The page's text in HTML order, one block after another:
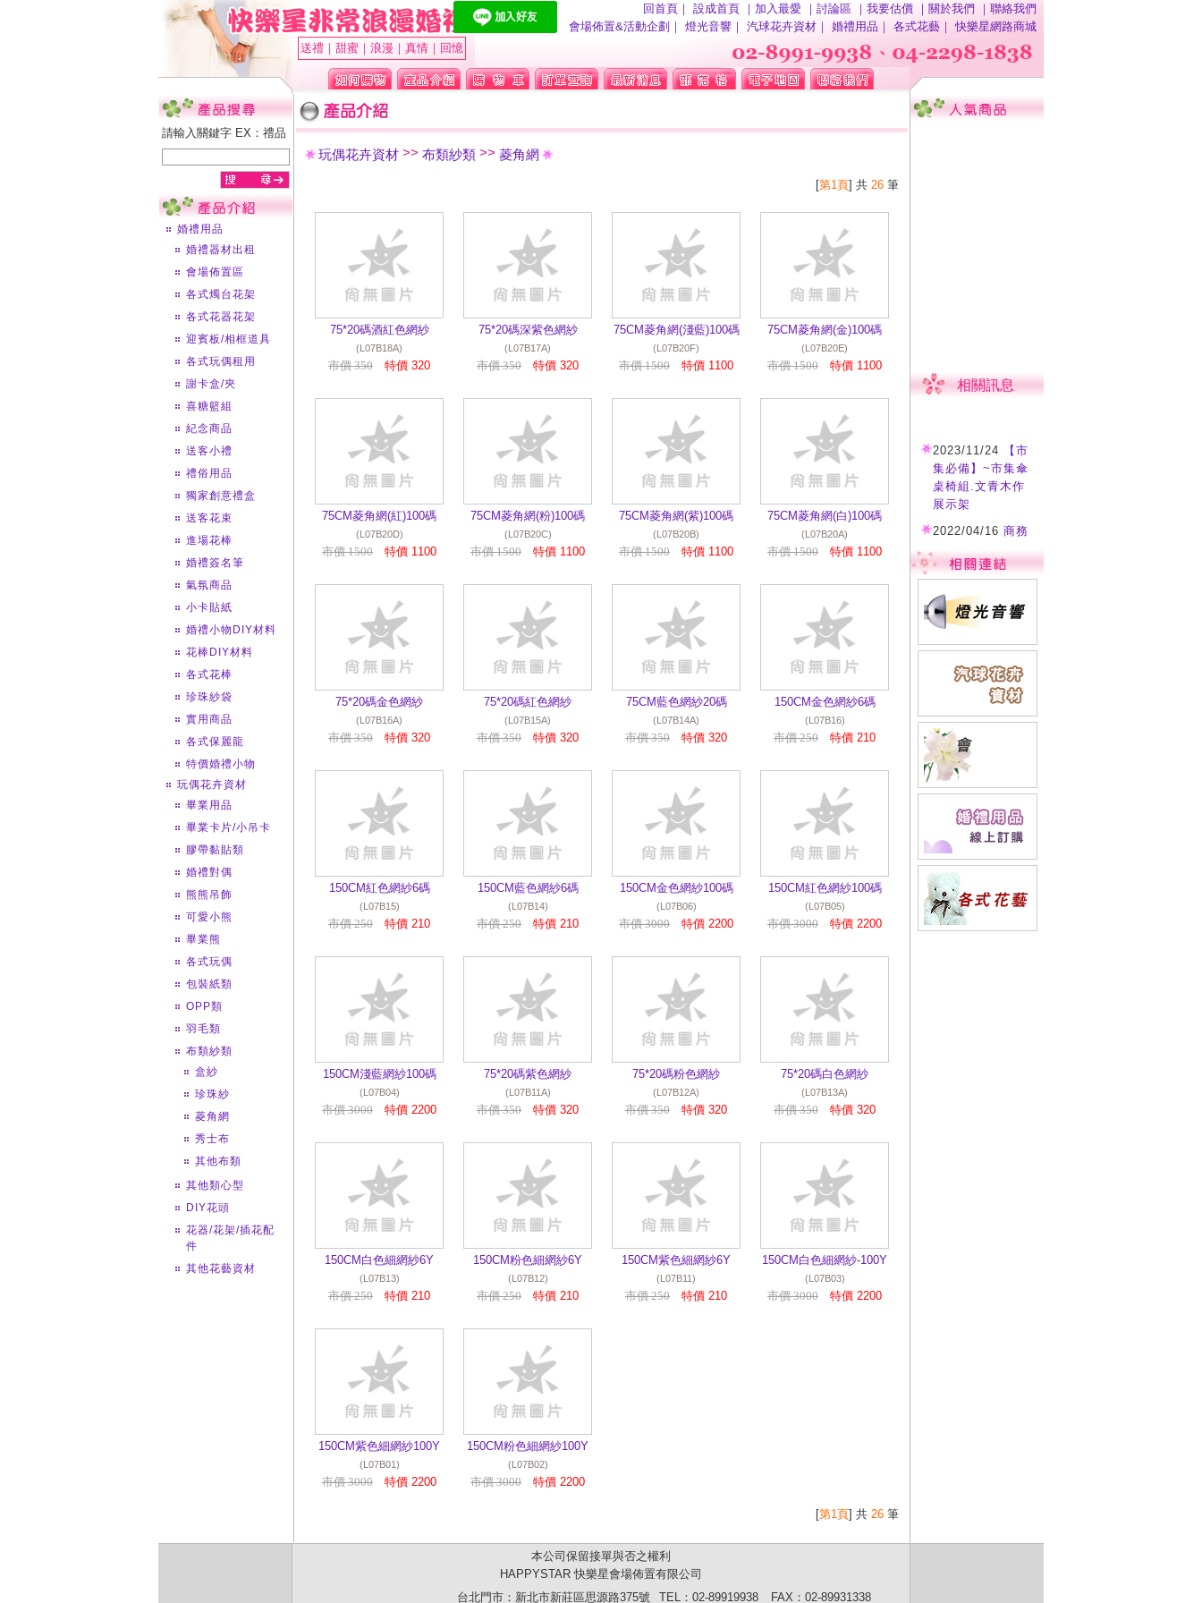
送禮｜甜蜜｜浪漫｜真情｜回憶
回首頁 ｜ 設成首頁 ｜ 加入最愛 ｜ 討論區 ｜ 我要估價 ｜ 關於我們 ｜ 聯絡我們
會場佈置&活動企劃 ｜ 燈光音響 ｜ 汽球花卉資材 ｜ 婚禮用品 ｜ 各式花藝 ｜快樂星網路商城
請輸入關鍵字 EX：禮品
婚禮用品
婚禮器材出租
會場佈置區
各式燭台花架
各式花器花架
迎賓板/相框道具
各式玩偶租用
謝卡盒/夾
喜糖籃組
紀念商品
送客小禮
禮俗用品
獨家創意禮盒
送客花束
進場花棒
婚禮簽名筆
氣氛商品
小卡貼紙
婚禮小物DIY材料
花棒DIY材料
各式花棒
珍珠紗袋
實用商品
各式保麗龍
特價婚禮小物
玩偶花卉資材
畢業用品
畢業卡片/小吊卡
膠帶黏貼類
婚禮對偶
熊熊吊飾
可愛小熊
畢業熊
各式玩偶
包裝紙類
OPP類
羽毛類
布類紗類
盒紗
珍珠紗
菱角網
秀士布
其他布類
其他類心型
DIY花頭
花器/花架/插花配
件
其他花藝資材
玩偶花卉資材 >> 布類紗類 >> 菱角網
[第1頁] 共 26 筆
75*20碼酒紅色網紗
(L07B18A)
市價 350 特價 320
75*20碼深紫色網紗
(L07B17A)
市價 350 特價 320
75CM菱角網(淺藍)100碼
(L07B20F)
市價 1500 特價 1100
75CM菱角網(金)100碼
(L07B20E)
市價 1500 特價 1100
75CM菱角網(紅)100碼
(L07B20D)
市價 1500 特價 1100
75CM菱角網(粉)100碼
(L07B20C)
市價 1500 特價 1100
75CM菱角網(紫)100碼
(L07B20B)
市價 1500 特價 1100
75CM菱角網(白)100碼
(L07B20A)
市價 1500 特價 1100
75*20碼金色網紗
(L07B16A)
市價 350 特價 320
75*20碼紅色網紗
(L07B15A)
市價 350 特價 320
75CM藍色網紗20碼
(L07B14A)
市價 350 特價 320
150CM金色網紗6碼
(L07B16)
市價 250 特價 210
150CM紅色網紗6碼
(L07B15)
市價 250 特價 210
150CM藍色網紗6碼
(L07B14)
市價 250 特價 210
150CM金色網紗100碼
(L07B06)
市價 3000 特價 2200
150CM紅色網紗100碼
(L07B05)
市價 3000 特價 2200
150CM淺藍網紗100碼
(L07B04)
市價 3000 特價 2200
75*20碼紫色網紗
(L07B11A)
市價 350 特價 320
75*20碼粉色網紗
(L07B12A)
市價 350 特價 320
75*20碼白色網紗
(L07B13A)
市價 350 特價 320
150CM白色細網紗6Y
(L07B13)
市價 250 特價 210
150CM粉色細網紗6Y
(L07B12)
市價 250 特價 210
150CM紫色細網紗6Y
(L07B11)
市價 250 特價 210
150CM白色細網紗-100Y
(L07B03)
市價 3000 特價 2200
150CM紫色細網紗100Y
(L07B01)
市價 3000 特價 2200
150CM粉色細網紗100Y
(L07B02)
市價 3000 特價 2200
[第1頁] 共 26 筆
相關訊息
2023/11/24
【市
集必備】~市集傘
桌椅組.文青木作
展示架
2022/04/16 商務
施工
說明會.音響.投影.
桌椅等活動設備租
用
2021/12/13流金
沙啟動台/主題顯
字 歡迎洽詢
2019/11/18
盒開箱儀式/禮物
箱空飄氣球特效
歡迎洽詢
2019/08/30快樂
星舞台特效規劃/
各式舞台特效/字
牌爆破球製作/彩
帶特效/CO2特效/
煙霧特效
2019/08/30彩帶
本公司保留接單與否之權利
HAPPYSTAR 快樂星會場佈置有限公司
台北門市：新北市新莊區思源路375號
TEL：02-89919938 FAX：02-89931338